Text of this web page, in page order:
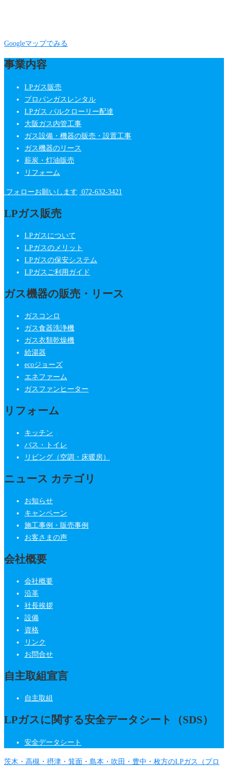
Googleマップでみる
事業内容
LPガス販売
プロパンガスレンタル
LPガス バルクローリー配達
大阪ガス内管工事
ガス設備・機器の販売・設置工事
ガス機器のリース
薪炭・灯油販売
リフォーム
フォローお願いします 072-632-3421
LPガス販売
LPガスについて
LPガスのメリット
LPガスの保安システム
LPガスご利用ガイド
ガス機器の販売・リース
ガスコンロ
ガス食器洗浄機
ガス衣類乾燥機
給湯器
ecoジョーズ
エネファーム
ガスファンヒーター
リフォーム
キッチン
バス・トイレ
リビング（空調・床暖房）
ニュース カテゴリ
お知らせ
キャンペーン
施工事例・販売事例
お客さまの声
会社概要
会社概要
沿革
社長挨拶
設備
資格
リンク
お問合せ
自主取組宣言
自主取組
LPガスに関する安全データシート（SDS）
安全データシート
茨木・高槻・摂津・箕面・島本・吹田・豊中・枚方のLPガス（プロ